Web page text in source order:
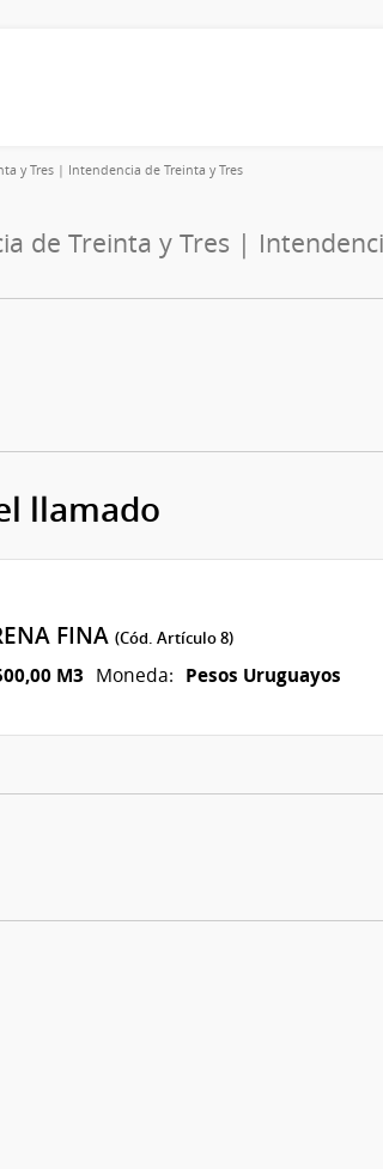
y Tres | Intendencia de Treinta y Tres
de Treinta y Tres |
llamado
FINA (Cód. Artículo 8)
M3 Moneda: Pesos Uruguayos